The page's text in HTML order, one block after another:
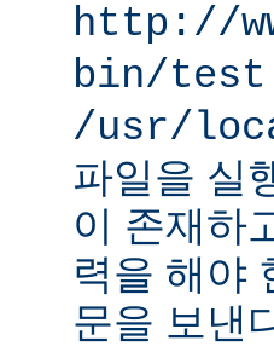
http://
bin/
/usr/
파일을 실
이 존재하
력을 해야
문을 보낸